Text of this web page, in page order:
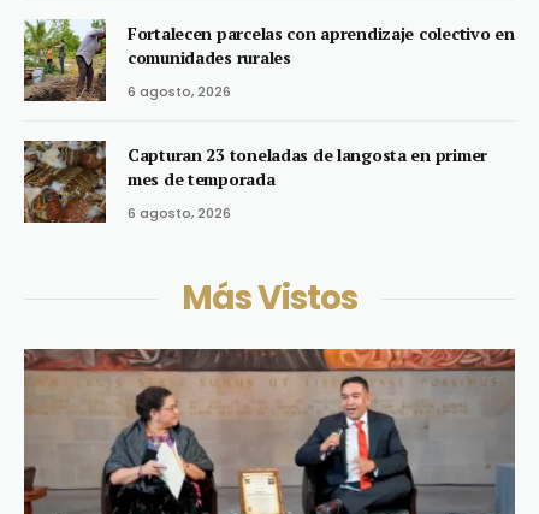
Fortalecen parcelas con aprendizaje colectivo en
comunidades rurales
6 agosto, 2026
Capturan 23 toneladas de langosta en primer
mes de temporada
6 agosto, 2026
Más Vistos